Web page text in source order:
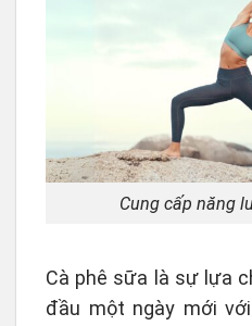
Cung cấp năng
Cà phê sữa là sự lựa
đầu một ngày mới